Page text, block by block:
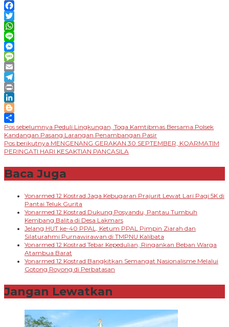
Copy
Link
Facebook
Twitter
WhatsApp
Line
Messenger
Message
Email
Telegram
Print
LinkedIn
Blogger
Share
Navigasi
pos
Pos sebelumnya Peduli Lingkungan, Toga Kamtibmas Bersama Polsek
Kandangan Pasang Larangan Penambangan Pasir
Pos berikutnya MENGENANG GERAKAN 30 SEPTEMBER, KOARMATIM
PERINGATI HARI KESAKTIAN PANCASILA
Baca Juga
Yonarmed 12 Kostrad Jaga Kebugaran Prajurit Lewat Lari Pagi 5K di
Pantai Teluk Gurita
Yonarmed 12 Kostrad Dukung Posyandu, Pantau Tumbuh
Kembang Balita di Desa Lakmars
Jelang HUT ke-40 PPAL, Ketum PPAL Pimpin Ziarah dan
Silaturahmi Purnawirawan di TMPNU Kalibata
Yonarmed 12 Kostrad Tebar Kepedulian, Ringankan Beban Warga
Atambua Barat
Yonarmed 12 Kostrad Bangkitkan Semangat Nasionalisme Melalui
Gotong Royong di Perbatasan
Jangan Lewatkan